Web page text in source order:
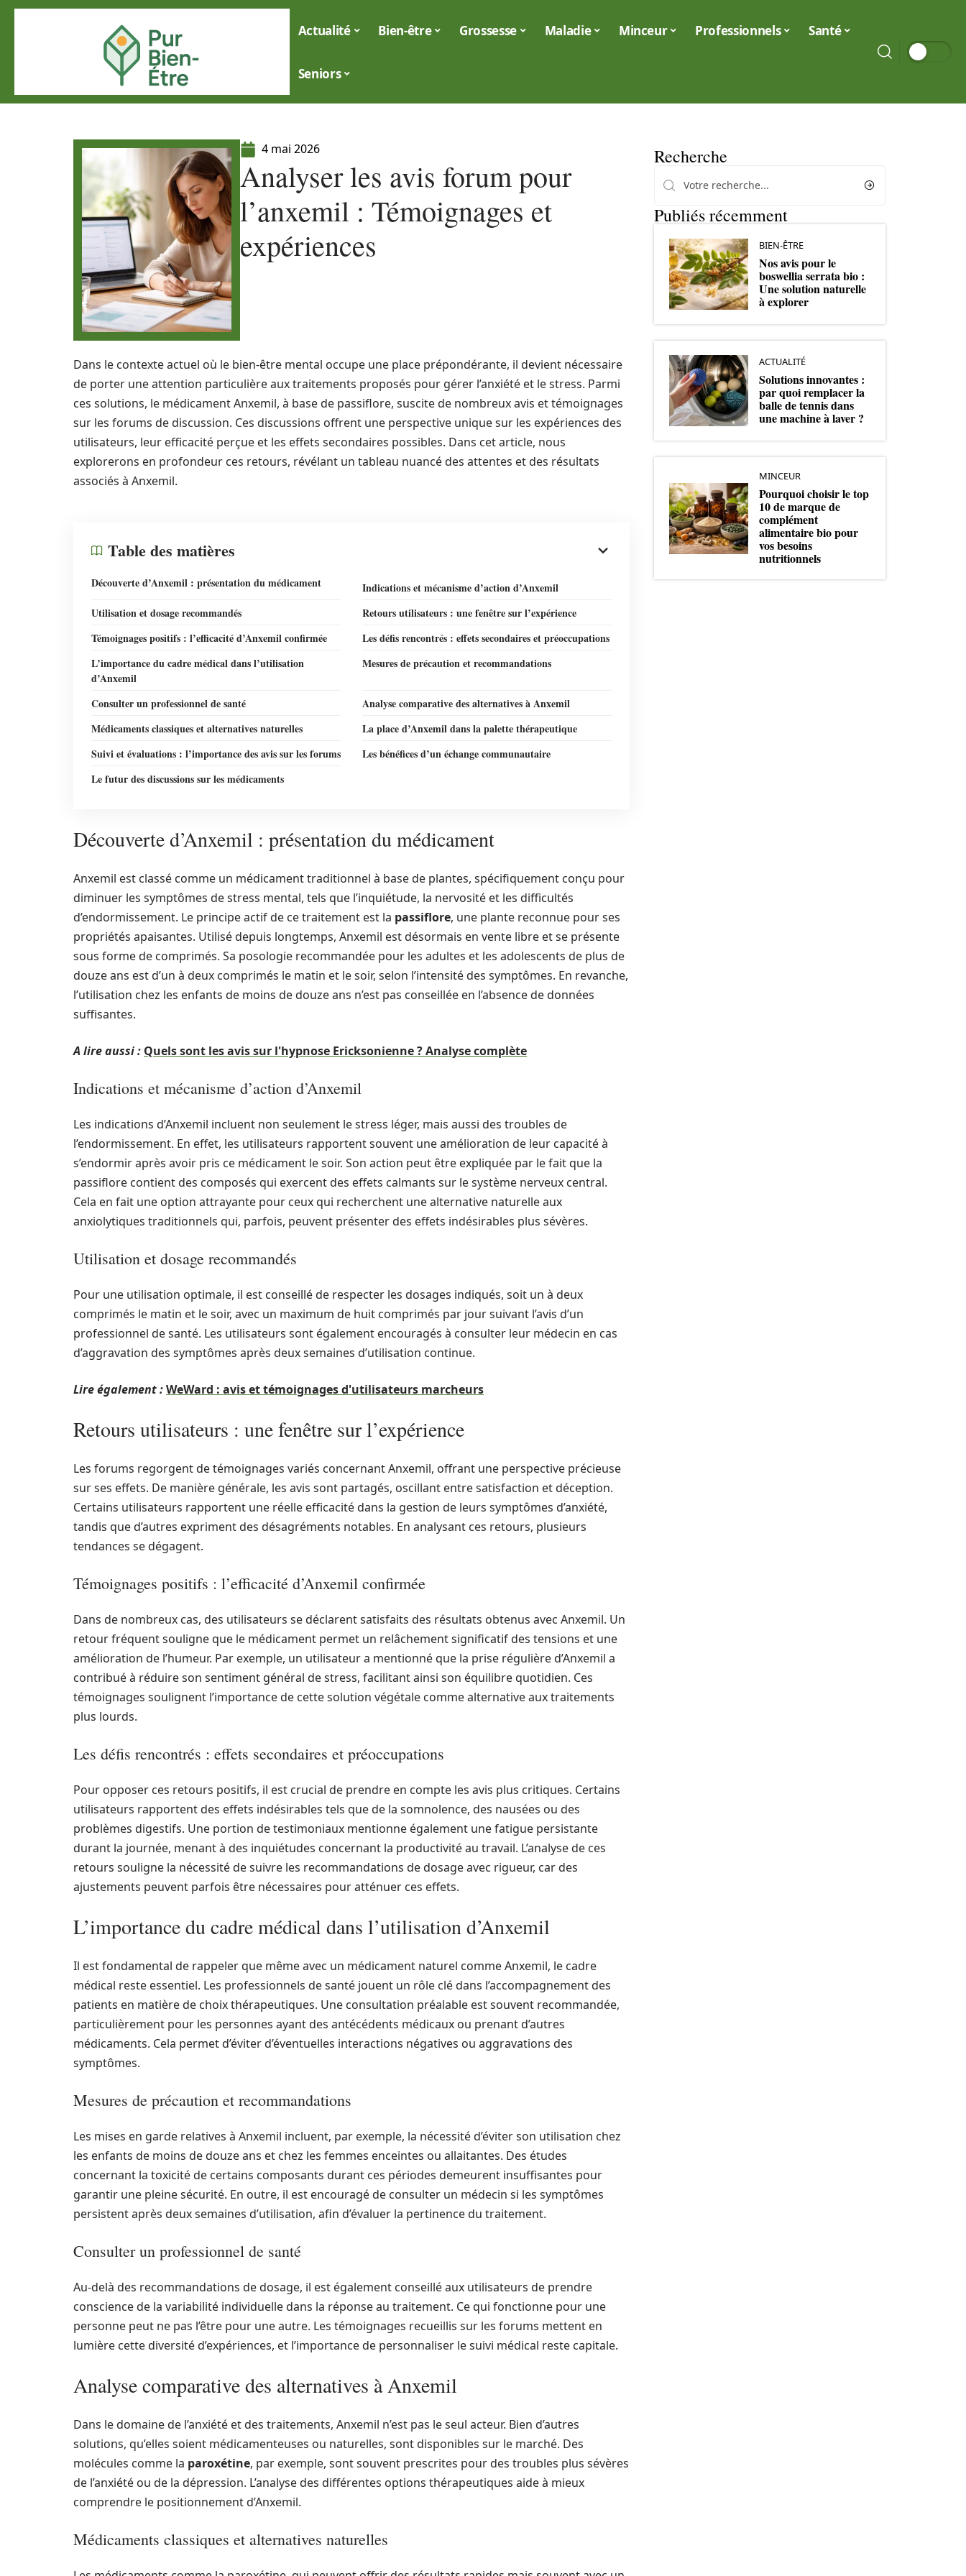
Actualité Bien-être Grossesse Maladie Minceur Professionnels Santé
Seniors
4 mai 2026
Analyser les avis forum pour
l’anxemil : Témoignages et
expériences
Dans le contexte actuel où le bien-être mental occupe une place prépondérante, il devient nécessaire
de porter une attention particulière aux traitements proposés pour gérer l’anxiété et le stress. Parmi
ces solutions, le médicament Anxemil, à base de passiflore, suscite de nombreux avis et témoignages
sur les forums de discussion. Ces discussions offrent une perspective unique sur les expériences des
utilisateurs, leur efficacité perçue et les effets secondaires possibles. Dans cet article, nous
explorerons en profondeur ces retours, révélant un tableau nuancé des attentes et des résultats
associés à Anxemil.
Table des matières
Découverte d’Anxemil : présentation du médicament
Indications et mécanisme d’action d’Anxemil
Utilisation et dosage recommandés
Retours utilisateurs : une fenêtre sur l’expérience
Témoignages positifs : l’efficacité d’Anxemil confirmée
Les défis rencontrés : effets secondaires et préoccupations
L’importance du cadre médical dans l’utilisation
d’Anxemil
Mesures de précaution et recommandations
Consulter un professionnel de santé
Analyse comparative des alternatives à Anxemil
Médicaments classiques et alternatives naturelles
La place d’Anxemil dans la palette thérapeutique
Suivi et évaluations : l’importance des avis sur les forums
Les bénéfices d’un échange communautaire
Le futur des discussions sur les médicaments
Découverte d’Anxemil : présentation du médicament
Anxemil est classé comme un médicament traditionnel à base de plantes, spécifiquement conçu pour
diminuer les symptômes de stress mental, tels que l’inquiétude, la nervosité et les difficultés
d’endormissement. Le principe actif de ce traitement est la passiflore, une plante reconnue pour ses
propriétés apaisantes. Utilisé depuis longtemps, Anxemil est désormais en vente libre et se présente
sous forme de comprimés. Sa posologie recommandée pour les adultes et les adolescents de plus de
douze ans est d’un à deux comprimés le matin et le soir, selon l’intensité des symptômes. En revanche,
l’utilisation chez les enfants de moins de douze ans n’est pas conseillée en l’absence de données
suffisantes.
A lire aussi : Quels sont les avis sur l'hypnose Ericksonienne ? Analyse complète
Indications et mécanisme d’action d’Anxemil
Les indications d’Anxemil incluent non seulement le stress léger, mais aussi des troubles de
l’endormissement. En effet, les utilisateurs rapportent souvent une amélioration de leur capacité à
s’endormir après avoir pris ce médicament le soir. Son action peut être expliquée par le fait que la
passiflore contient des composés qui exercent des effets calmants sur le système nerveux central.
Cela en fait une option attrayante pour ceux qui recherchent une alternative naturelle aux
anxiolytiques traditionnels qui, parfois, peuvent présenter des effets indésirables plus sévères.
Utilisation et dosage recommandés
Pour une utilisation optimale, il est conseillé de respecter les dosages indiqués, soit un à deux
comprimés le matin et le soir, avec un maximum de huit comprimés par jour suivant l’avis d’un
professionnel de santé. Les utilisateurs sont également encouragés à consulter leur médecin en cas
d’aggravation des symptômes après deux semaines d’utilisation continue.
Lire également :WeWard : avis et témoignages d'utilisateurs marcheurs
Retours utilisateurs : une fenêtre sur l’expérience
Les forums regorgent de témoignages variés concernant Anxemil, offrant une perspective précieuse
sur ses effets. De manière générale, les avis sont partagés, oscillant entre satisfaction et déception.
Certains utilisateurs rapportent une réelle efficacité dans la gestion de leurs symptômes d’anxiété,
tandis que d’autres expriment des désagréments notables. En analysant ces retours, plusieurs
tendances se dégagent.
Témoignages positifs : l’efficacité d’Anxemil confirmée
Dans de nombreux cas, des utilisateurs se déclarent satisfaits des résultats obtenus avec Anxemil. Un
retour fréquent souligne que le médicament permet un relâchement significatif des tensions et une
amélioration de l’humeur. Par exemple, un utilisateur a mentionné que la prise régulière d’Anxemil a
contribué à réduire son sentiment général de stress, facilitant ainsi son équilibre quotidien. Ces
témoignages soulignent l’importance de cette solution végétale comme alternative aux traitements
plus lourds.
Les défis rencontrés : effets secondaires et préoccupations
Pour opposer ces retours positifs, il est crucial de prendre en compte les avis plus critiques. Certains
utilisateurs rapportent des effets indésirables tels que de la somnolence, des nausées ou des
problèmes digestifs. Une portion de testimoniaux mentionne également une fatigue persistante
durant la journée, menant à des inquiétudes concernant la productivité au travail. L’analyse de ces
retours souligne la nécessité de suivre les recommandations de dosage avec rigueur, car des
ajustements peuvent parfois être nécessaires pour atténuer ces effets.
L’importance du cadre médical dans l’utilisation d’Anxemil
Il est fondamental de rappeler que même avec un médicament naturel comme Anxemil, le cadre
médical reste essentiel. Les professionnels de santé jouent un rôle clé dans l’accompagnement des
patients en matière de choix thérapeutiques. Une consultation préalable est souvent recommandée,
particulièrement pour les personnes ayant des antécédents médicaux ou prenant d’autres
médicaments. Cela permet d’éviter d’éventuelles interactions négatives ou aggravations des
symptômes.
Mesures de précaution et recommandations
Les mises en garde relatives à Anxemil incluent, par exemple, la nécessité d’éviter son utilisation chez
les enfants de moins de douze ans et chez les femmes enceintes ou allaitantes. Des études
concernant la toxicité de certains composants durant ces périodes demeurent insuffisantes pour
garantir une pleine sécurité. En outre, il est encouragé de consulter un médecin si les symptômes
persistent après deux semaines d’utilisation, afin d’évaluer la pertinence du traitement.
Consulter un professionnel de santé
Au-delà des recommandations de dosage, il est également conseillé aux utilisateurs de prendre
conscience de la variabilité individuelle dans la réponse au traitement. Ce qui fonctionne pour une
personne peut ne pas l’être pour une autre. Les témoignages recueillis sur les forums mettent en
lumière cette diversité d’expériences, et l’importance de personnaliser le suivi médical reste capitale.
Analyse comparative des alternatives à Anxemil
Dans le domaine de l’anxiété et des traitements, Anxemil n’est pas le seul acteur. Bien d’autres
solutions, qu’elles soient médicamenteuses ou naturelles, sont disponibles sur le marché. Des
molécules comme la paroxétine, par exemple, sont souvent prescrites pour des troubles plus sévères
de l’anxiété ou de la dépression. L’analyse des différentes options thérapeutiques aide à mieux
comprendre le positionnement d’Anxemil.
Médicaments classiques et alternatives naturelles
Recherche
Publiés récemment
BIEN-ÊTRE
Nos avis pour le
boswellia serrata bio :
Une solution naturelle
à explorer
ACTUALITÉ
Solutions innovantes :
par quoi remplacer la
balle de tennis dans
une machine à laver ?
MINCEUR
Pourquoi choisir le top
10 de marque de
complément
alimentaire bio pour
vos besoins
nutritionnels